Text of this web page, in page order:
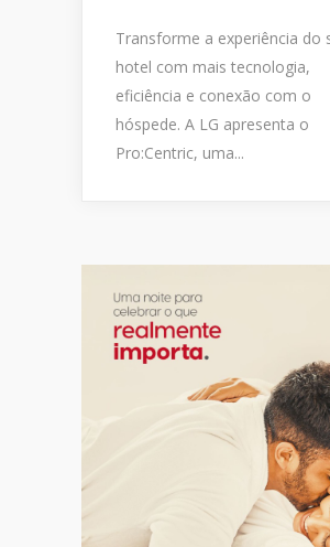
Transforme a experiência do
hotel com mais tecnologia,
eficiência e conexão com o
hóspede. A LG apresenta o
Pro:Centric, uma...